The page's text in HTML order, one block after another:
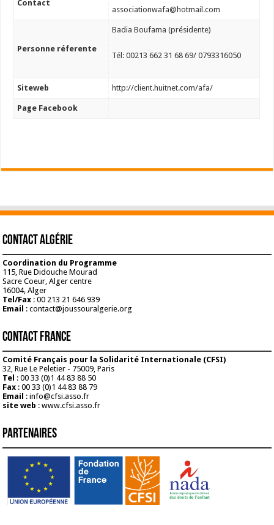
Contact
associationwafa@hotmail.com
Personne réferente
Badia Boufama (présidente)
Tél: 00213 662 31 68 69/ 0793316050
Siteweb http://client.huitnet.com/afa/
Page Facebook
Contact Algérie
Coordination du Programme
115, Rue Didouche Mourad
Sacre Coeur, Alger centre
16004, Alger
Tel/Fax : 00 213 21 646 939
Email : contact@joussouralgerie.org
Contact France
Comité Français pour la Solidarité Internationale (CFSI)
32, Rue Le Peletier - 75009, Paris
Tel : 00 33 (0)1 44 83 88 50
Fax : 00 33 (0)1 44 83 88 79
Email : info@cfsi.asso.fr
site web : www.cfsi.asso.fr
Partenaires